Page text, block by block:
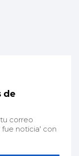
de
correo
noticia' con